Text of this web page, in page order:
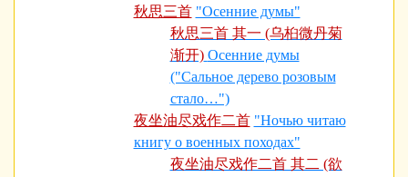
秋思三首 "Осенние думы"
秋思三首 其一 (乌桕微丹菊
渐开) Осенние думы
("Сальное дерево розовым
стало…")
夜坐油尽戏作二首 "Ночью читаю
книгу о военных походах"
夜坐油尽戏作二首 其二 (欲